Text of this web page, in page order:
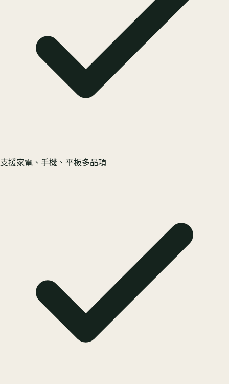
支援家電、手機、平板多品項